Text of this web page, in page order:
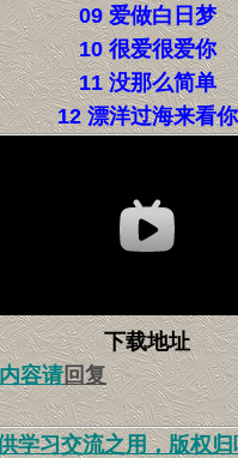
09 爱做白日梦
10 很爱很爱你
11 没那么简单
12 漂洋过海来看你
下载地址
容请回复
学习交流之用，版权